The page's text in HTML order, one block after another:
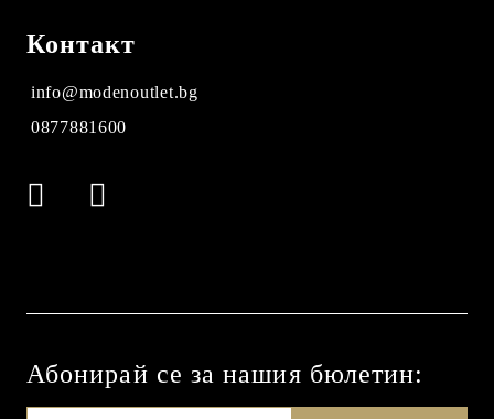
Контакт
info@modenoutlet.bg
0877881600
Абонирай се за нашия бюлетин: